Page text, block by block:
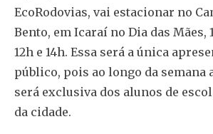
EcoRodovias, vai estacionar no
Bento, em Icaraí no Dia das Mães,
12h e 14h. Essa será a única
público, pois ao longo da semana
será exclusiva dos alunos de
da cidade.